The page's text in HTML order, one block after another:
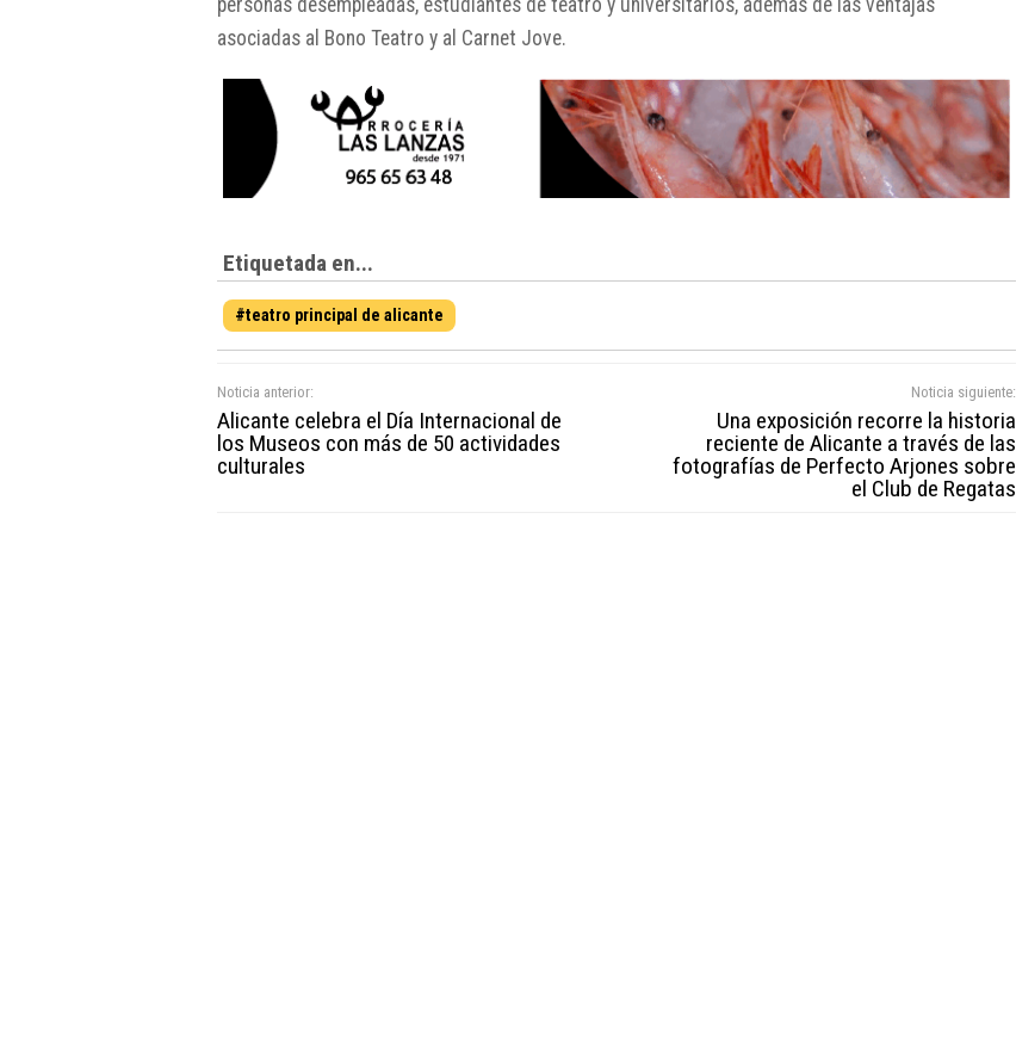
personas desempleadas, estudiantes de teatro y universitarios, además de las ventajas
asociadas al Bono Teatro y al Carnet Jove.
Etiquetada en...
#teatro principal de alicante
Noticia anterior:
Alicante celebra el Día Internacional de
los Museos con más de 50 actividades
culturales
Noticia siguiente:
Una exposición recorre la historia
reciente de Alicante a través de las
fotografías de Perfecto Arjones sobre
el Club de Regatas